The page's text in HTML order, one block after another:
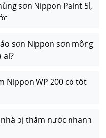
sơn Nippon Paint 5l,
sơn Nippon sơn mông
ai?
Nippon WP 200 có tốt
bị thấm nước nhanh